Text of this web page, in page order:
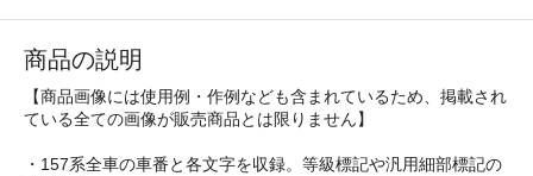
商品の説明
【商品画像には使用例・作例なども含まれているため、掲載され
ている全ての画像が販売商品とは限りません】
・157系全車の車番と各文字を収録。等級標記や汎用細部標記の